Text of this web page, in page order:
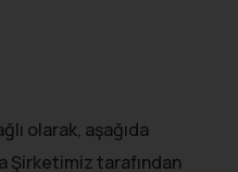
olarak, aşağıda
Şirketimiz tarafından